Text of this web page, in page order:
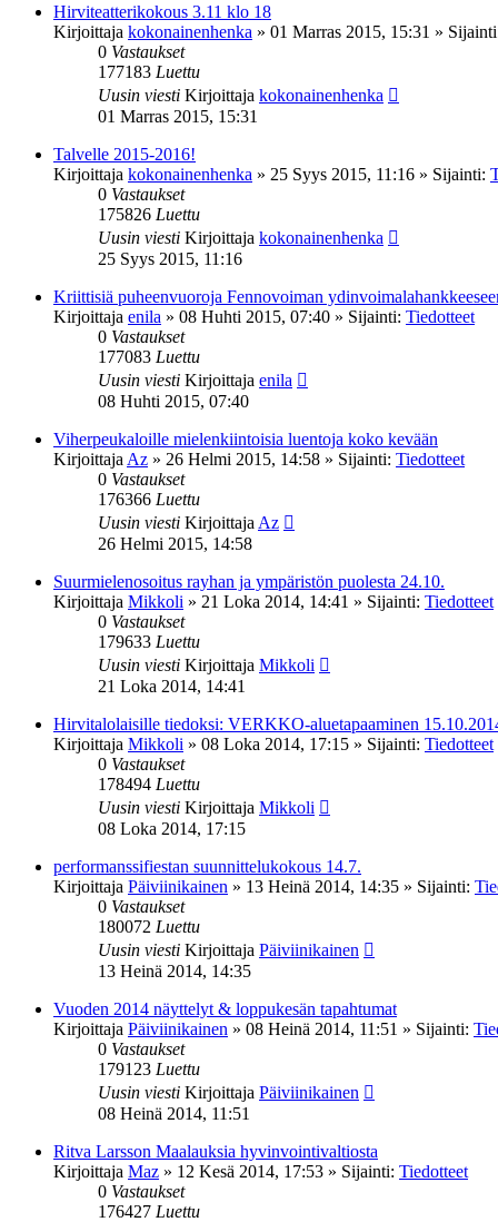
Hirviteatterikokous 3.11 klo 18
Kirjoittaja kokonainenhenka » 01 Marras 2015, 15:31 »
0 Vastaukset
177183 Luettu
Uusin viesti Kirjoittaja kokonainenhenka
01 Marras 2015, 15:31
Talvelle 2015-2016!
Kirjoittaja kokonainenhenka » 25 Syys 2015, 11:16 » Sijainti:
0 Vastaukset
175826 Luettu
Uusin viesti Kirjoittaja kokonainenhenka
25 Syys 2015, 11:16
Kriittisiä puheenvuoroja Fennovoiman
Kirjoittaja enila » 08 Huhti 2015, 07:40 » Sijainti: Tiedotteet
0 Vastaukset
177083 Luettu
Uusin viesti Kirjoittaja enila
08 Huhti 2015, 07:40
Viherpeukaloille mielenkiintoisia luentoja koko kevään
Kirjoittaja Az » 26 Helmi 2015, 14:58 » Sijainti: Tiedotteet
0 Vastaukset
176366 Luettu
Uusin viesti Kirjoittaja Az
26 Helmi 2015, 14:58
Suurmielenosoitus rayhan ja ympäristön puolesta 24.10.
Kirjoittaja Mikkoli » 21 Loka 2014, 14:41 » Sijainti: Tiedotteet
0 Vastaukset
179633 Luettu
Uusin viesti Kirjoittaja Mikkoli
21 Loka 2014, 14:41
Hirvitalolaisille tiedoksi: VERKKO-aluetapaaminen
Kirjoittaja Mikkoli » 08 Loka 2014, 17:15 » Sijainti: Tiedotteet
0 Vastaukset
178494 Luettu
Uusin viesti Kirjoittaja Mikkoli
08 Loka 2014, 17:15
performanssifiestan suunnittelukokous 14.7.
Kirjoittaja Päiviinikainen » 13 Heinä 2014, 14:35 » Sijainti:
0 Vastaukset
180072 Luettu
Uusin viesti Kirjoittaja Päiviinikainen
13 Heinä 2014, 14:35
Vuoden 2014 näyttelyt & loppukesän tapahtumat
Kirjoittaja Päiviinikainen » 08 Heinä 2014, 11:51 » Sijainti:
0 Vastaukset
179123 Luettu
Uusin viesti Kirjoittaja Päiviinikainen
08 Heinä 2014, 11:51
Ritva Larsson Maalauksia hyvinvointivaltiosta
Kirjoittaja Maz » 12 Kesä 2014, 17:53 » Sijainti: Tiedotteet
0 Vastaukset
176427 Luettu